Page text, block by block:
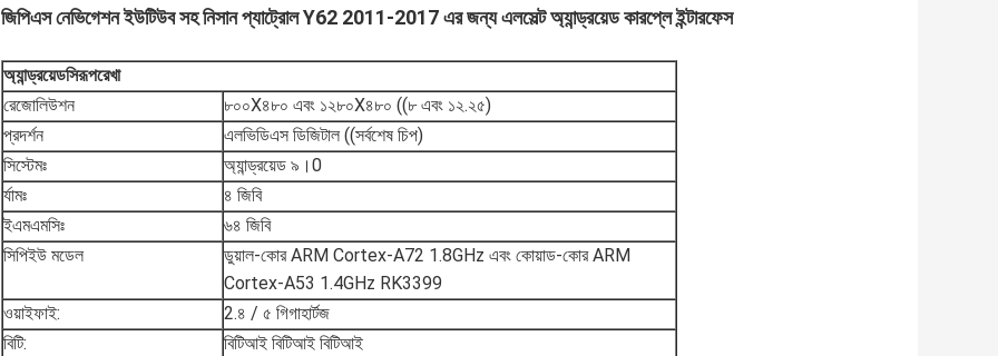
জিপিএস নেভিগেশন ইউটিউব সহ নিসান প্যাট্রোল Y62 2011-2017 এর জন্য এলসেল্ট অ্যান্ড্রয়েড কারপ্লে ইন্টারফেস
অ্যান্ড্রয়েডসিরূপরেখা
রেজোলিউশন
৮০০X৪৮০ এবং ১২৮০X৪৮০ ((৮ এবং ১২.২৫)
প্রদর্শন
এলভিডিএস ডিজিটাল ((সর্বশেষ চিপ)
সিস্টেমঃ
অ্যান্ড্রয়েড ৯।0
র্যামঃ
৪ জিবি
ইএমএমসিঃ
৬৪ জিবি
সিপিইউ মডেল
ডুয়াল-কোর ARM Cortex-A72 1.8GHz এবং কোয়াড-কোর ARM
Cortex-A53 1.4GHz RK3399
ওয়াইফাই:
2.৪ / ৫ গিগাহার্টজ
বিটি:
বিটিআই বিটিআই বিটিআই